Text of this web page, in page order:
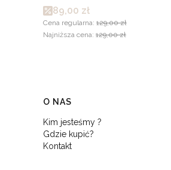
Cena promocyjna
89,00 zł
Cena regularna: 129,00 zł
Najniższa cena: 129,00 zł
Linki w stopce
O NAS
Kim jesteśmy ?
Gdzie kupić?
Kontakt